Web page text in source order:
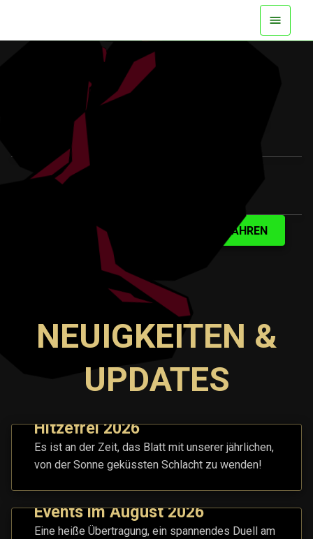
JETZT AUF ALLEN PLATTFORMEN
TRAILER ANSEHEN MEHR ERFAHREN
NEUIGKEITEN &
UPDATES
Hitzefrei 2026
Es ist an der Zeit, das Blatt mit unserer jährlichen,
von der Sonne geküssten Schlacht zu wenden!
Events im August 2026
Eine heiße Übertragung, ein spannendes Duell am